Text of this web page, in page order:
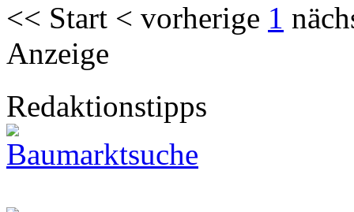
<< Start < vorherige 1
Anzeige
Redaktionstipps